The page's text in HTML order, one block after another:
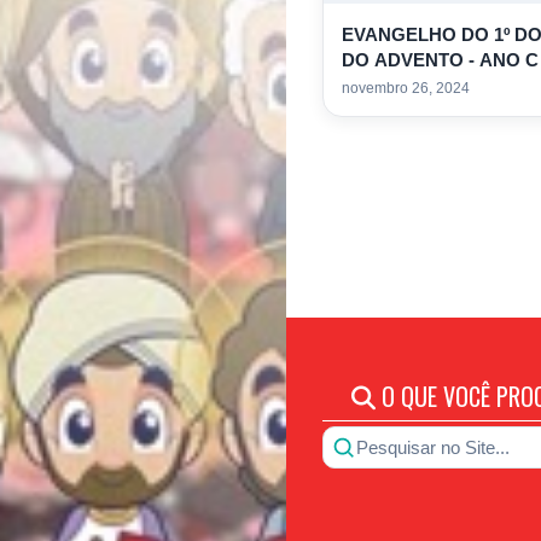
EVANGELHO DO 1º
DO ADVENTO - ANO
COLORIR
novembro 26, 2024
O QUE VOCÊ
Pesquisar no Site...